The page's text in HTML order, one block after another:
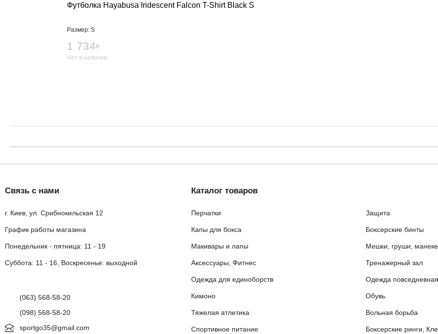
Футболка Hayabusa Iridescent Falcon T-Shirt Black S
Размер: S
1 734₴
Нет в наличии
Связь с нами
г. Киев, ул. Срибнокильская 12
График работы магазина
Понедельник - пятница: 11 - 19
Суббота: 11 - 16, Воскресенье: выходной
(063) 568-58-20
(098) 568-58-20
sportgo35@gmail.com
Каталог товаров
Перчатки Защита
Капы для бокса Боксерские бинты
Макивары и лапы Мешки, груши,
Аксессуары, Фитнес Тренажерный зал
Одежда для единоборств Одежда повседневная
Кимоно Обувь
Тяжелая атлетика Вольная борьба
Спортивное питание Боксерские ринги,